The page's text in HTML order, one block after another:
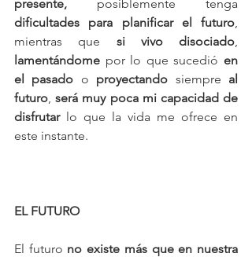
presente,
dificultades para planificar el futuro,
mientras que si vivo disociado
lamentándome por lo que sucedió en
el pasado o proyectando siempre al
futuro, será muy poca mi capacidad de
disfrutar lo que la vida me ofrece en
este instante.
EL FUTURO
El futuro no existe más que en nuestra